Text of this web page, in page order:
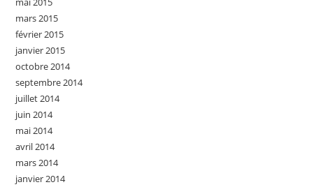
mars 2015
février 2015
janvier 2015
octobre 2014
septembre 2014
juillet 2014
juin 2014
mai 2014
avril 2014
mars 2014
janvier 2014